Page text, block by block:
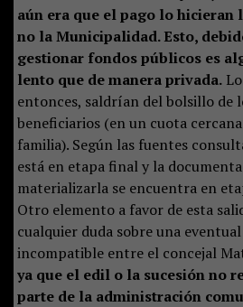
aún era que el pago lo hicieran
no la Municipalidad. Esto,
gestionar fondos públicos es
lento que de manera privada.
entonces, saldrían del bolsillo de
beneficiarios (en un cuota
familia). Según las fuentes
está en etapa final y la
materializarla se encuentra en
Otro elemento a favor de esta
cualquier duda sobre una
incompatible entre el concejal
ya que el edil o la sucesión no
parte de la administración